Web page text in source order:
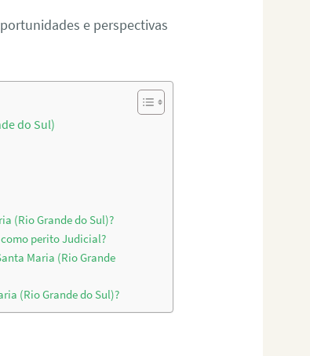
e perspectivas
do Sul)
(Rio Grande do Sul)?
perito Judicial?
Maria (Rio Grande
(Rio Grande do Sul)?